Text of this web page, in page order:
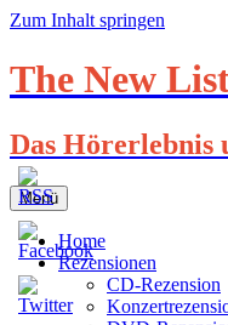
Zum Inhalt springen
The New
Das
Menü
Home
Rezensionen
CD-Rezension